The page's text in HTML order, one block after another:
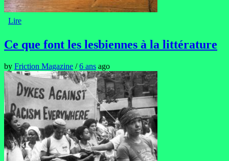
Lire
Ce que font les lesbiennes à la littérature
by Friction Magazine /6 ans ago